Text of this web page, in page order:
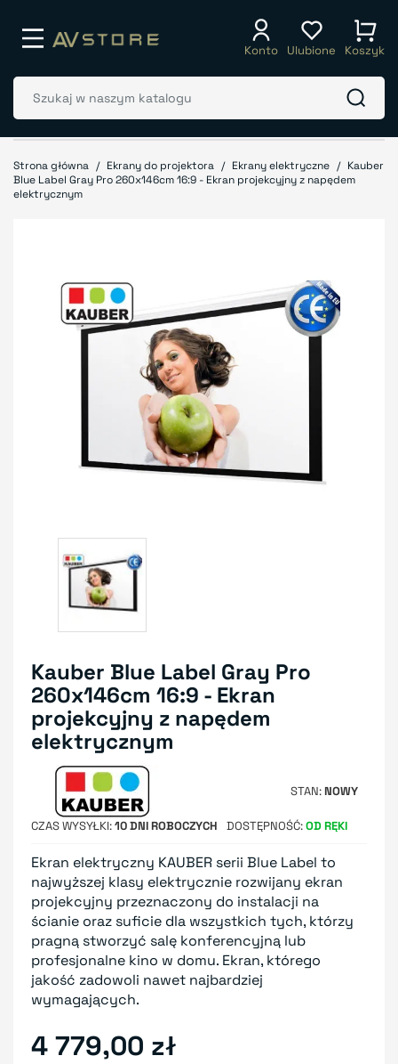
Konto Ulubione Koszyk
Strona główna Ekrany do projektora Ekrany elektryczne
Kauber
Blue Label Gray Pro 260x146cm 16:9 - Ekran projekcyjny z napędem
elektrycznym
Kauber Blue Label Gray Pro
260x146cm 16:9 - Ekran
projekcyjny z napędem
elektrycznym
STAN NOWY
CZAS WYSYŁKI 10 DNI ROBOCZYCH DOSTĘPNOŚĆ OD RĘKI
Ekran elektryczny KAUBER serii Blue Label to
najwyższej klasy elektrycznie rozwijany ekran
projekcyjny przeznaczony do instalacji na
ścianie oraz suficie dla wszystkich tych, którzy
pragną stworzyć salę konferencyjną lub
profesjonalne kino w domu. Ekran, którego
jakość zadowoli nawet najbardziej
wymagających.
4 779,00 zł